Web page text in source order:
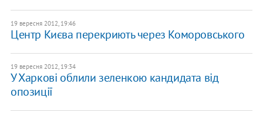
19 вересня 2012, 19:46
Центр Києва перекриють через Коморовського
19 вересня 2012, 19:34
У Харкові облили зеленкою кандидата від
опозиції